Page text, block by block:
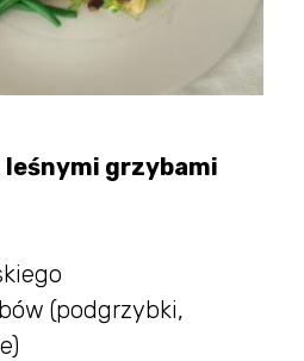
grzybami
(podgrzybki,